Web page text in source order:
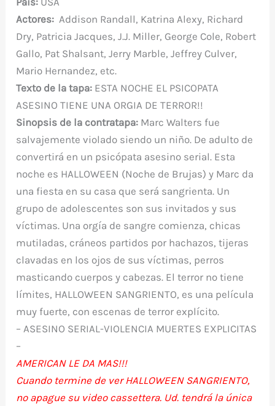
Actores: Addison Randall, Katrina Alexy, Richard
Dry, Patricia Jacques, J.J. Miller, George Cole, Robert
Gallo, Pat Shalsant, Jerry Marble, Jeffrey Culver,
Mario Hernandez, etc.
Texto de la tapa: ESTA NOCHE EL PSICOPATA
ASESINO TIENE UNA ORGIA DE TERROR!!
Sinopsis de la contratapa: Marc Walters fue
salvajemente violado siendo un niño. De adulto de
convertirá en un psicópata asesino serial. Esta
noche es HALLOWEEN (Noche de Brujas) y Marc da
una fiesta en su casa que será sangrienta. Un
grupo de adolescentes son sus invitados y sus
víctimas. Una orgía de sangre comienza, chicas
mutiladas, cráneos partidos por hachazos, tijeras
clavadas en los ojos de sus víctimas, perros
masticando cuerpos y cabezas. El terror no tiene
límites, HALLOWEEN SANGRIENTO, es una película
muy fuerte, con escenas de terror explícito.
– ASESINO SERIAL-VIOLENCIA MUERTES EXPLICITAS
–
AMERICAN LE DA MAS!!!
Cuando termine de ver HALLOWEEN SANGRIENTO,
no apague su video cassettera. Ud. tendrá la única